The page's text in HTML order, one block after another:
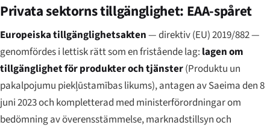
Privata sektorns tillgänglighet: EAA-spåret
Europeiska tillgänglighetsakten— direktiv (EU) 2019/882 —
genomfördes i lettisk rätt som en fristående lag: lagen om
tillgänglighet för produkter och tjänster(Produktu un
pakalpojumu piekļūstamības likums), antagen av Saeima den 8
juni 2023 och kompletterad med ministerförordningar om
bedömning av överensstämmelse, marknadstillsyn och